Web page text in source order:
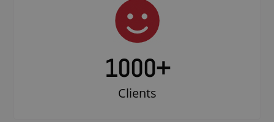
1000+
Clients